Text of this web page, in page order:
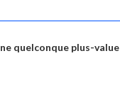
quelconque plus-value